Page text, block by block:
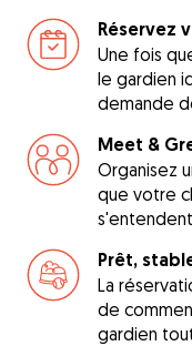
Réservez
Une fois
le gardien
demande
Meet &
Organisez
que votre
Prêt,
La
de
gardien